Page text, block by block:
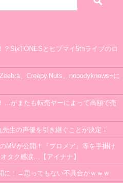
？SixTONESとヒプマイ5thライブのロ
、Creepy Nuts、nobodyknows+に
…がまたも転売ヤーによって高額で売
生の声優を引き継ぐことが決定！
MVが公開！『プロメア』等を手掛け
タク感涙…【アイナナ】
に！→思ってもない不具合がｗｗｗ